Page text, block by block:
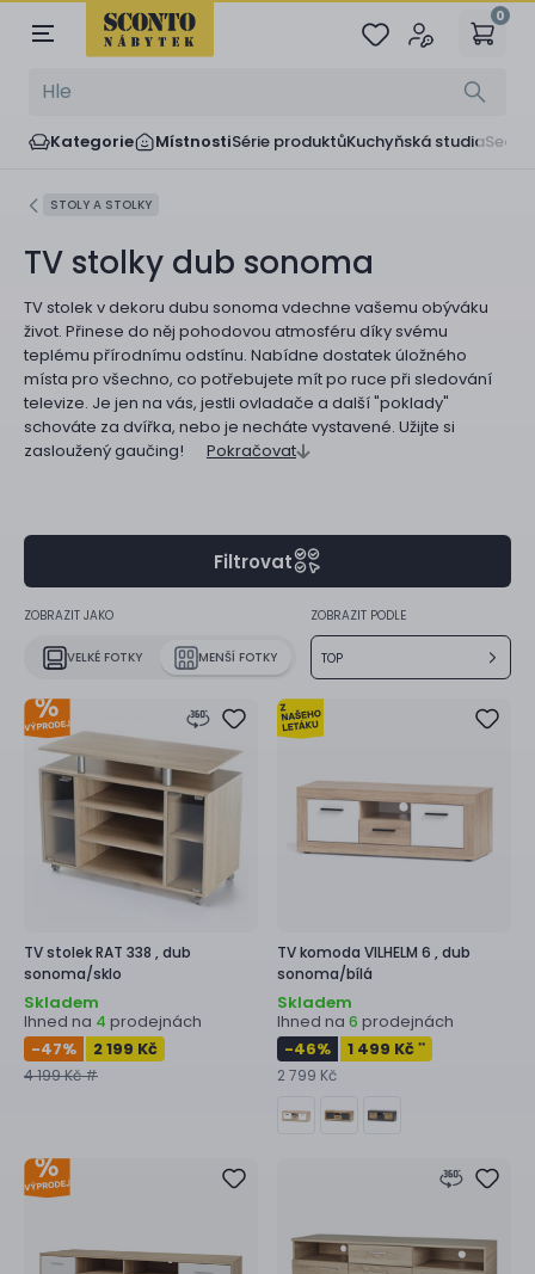
0
Kategorie MístnostiSérie produktůKuchyňská studia
STOLY A STOLKY
TV stolky dub sonoma
TV stolek v dekoru dubu sonoma vdechne vašemu obýváku
život. Přinese do něj pohodovou atmosféru díky svému
teplému přírodnímu odstínu. Nabídne dostatek úložného
místa pro všechno, co potřebujete mít po ruce při sledování
televize. Je jen na vás, jestli ovladače a další "poklady"
schováte za dvířka, nebo je necháte vystavené. Užijte si
zasloužený gaučing!
Pokračovat
Filtrovat
ZOBRAZIT JAKO
VELKÉ FOTKY MENŠÍ FOTKY
ZOBRAZIT PODLE
TOP
TV stolekRAT 338 ,dub
sonoma/sklo
Skladem
Ihned na 4 prodejnách
-47% 2 199 Kč
4 199 Kč #
TV komoda VILHELM 6 ,dub
sonoma/bílá
Skladem
Ihned na 6 prodejnách
-46% 1 499 Kč **
2 799 Kč